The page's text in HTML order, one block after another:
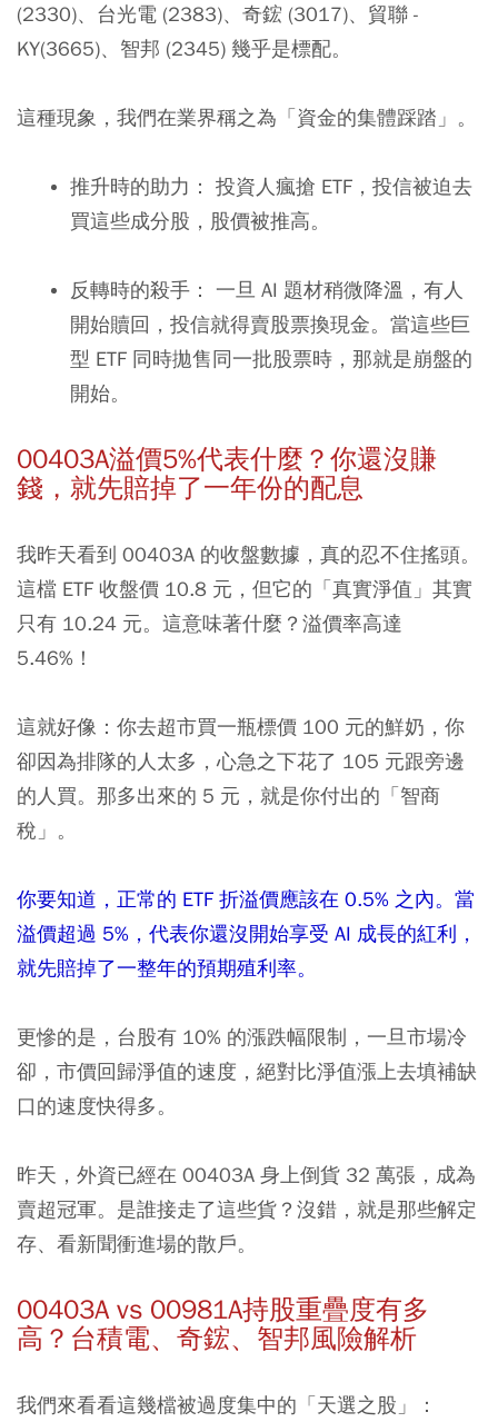
(2330)、台光電 (2383)、奇鋐 (3017)、貿聯 -
KY(3665)、智邦 (2345) 幾乎是標配。
這種現象，我們在業界稱之為「資金的集體踩踏」。
推升時的助力： 投資人瘋搶 ETF，投信被迫去
買這些成分股，股價被推高。
反轉時的殺手： 一旦 AI 題材稍微降溫，有人
開始贖回，投信就得賣股票換現金。當這些巨
型 ETF 同時拋售同一批股票時，那就是崩盤的
開始。
00403A溢價5%代表什麼？你還沒賺
錢，就先賠掉了一年份的配息
我昨天看到 00403A 的收盤數據，真的忍不住搖頭。
這檔 ETF 收盤價 10.8 元，但它的「真實淨值」其實
只有 10.24 元。這意味著什麼？溢價率高達
5.46%！
這就好像：你去超市買一瓶標價 100 元的鮮奶，你
卻因為排隊的人太多，心急之下花了 105 元跟旁邊
的人買。那多出來的 5 元，就是你付出的「智商
稅」。
你要知道，正常的 ETF 折溢價應該在 0.5% 之內。當
溢價超過 5%，代表你還沒開始享受 AI 成長的紅利，
就先賠掉了一整年的預期殖利率。
更慘的是，台股有 10% 的漲跌幅限制，一旦市場冷
卻，市價回歸淨值的速度，絕對比淨值漲上去填補缺
口的速度快得多。
昨天，外資已經在 00403A 身上倒貨 32 萬張，成為
賣超冠軍。是誰接走了這些貨？沒錯，就是那些解定
存、看新聞衝進場的散戶。
00403A vs 00981A持股重疊度有多
高？台積電、奇鋐、智邦風險解析
我們來看看這幾檔被過度集中的「天選之股」：